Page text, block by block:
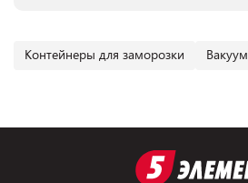
Контейнеры для заморозки